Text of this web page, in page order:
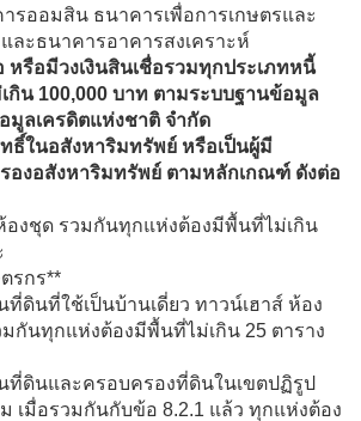
รออมสิน ธนาคารเพื่อการเกษตรและ
ละธนาคารอาคารสงเคราะห์
หรือมีวงเงินสินเชื่อรวมทุกประเภทหนี้
น 100,000 บาท ตามระบบฐานข้อมูล
มูลเครดิตแห่งชาติ จำกัด
ธิ์ในอสังหาริมทรัพย์ หรือเป็นผู้มี
องอสังหาริมทรัพย์ ตามหลักเกณฑ์ ดังต่อ
องชุด รวมกันทุกแห่งต้องมีพื้นที่ไม่เกิน
รกร**
ดินที่ใช้เป็นบ้านเดี่ยว ทาวน์เฮาส์ ห้อง
กันทุกแห่งต้องมีพื้นที่ไม่เกิน 25 ตาราง
ที่ดินและครอบครองที่ดินในเขตปฏิรูป
เมื่อรวมกันกับข้อ 8.2.1 แล้ว ทุกแห่งต้อง